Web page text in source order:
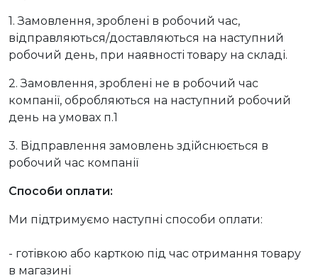
1. Замовлення, зроблені в робочий час,
відправляються/доставляються на наступний
робочий день, при наявності товару на складі.
2. Замовлення, зроблені не в робочий час
компанії, обробляються на наступний робочий
день на умовах п.1
3. Відправлення замовлень здійснюється в
робочий час компанії
Способи оплати:
Ми підтримуємо наступні способи оплати:
- готівкою або карткою під час отримання товару
в магазині